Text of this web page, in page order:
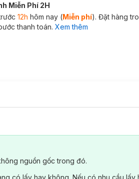
Miễn Phí 2H
12h hôm nay (Miễn phí). Đặt hàng
thanh toán. Xem thêm
nguồn gốc trong đó.
có lấy hay không. Nếu có nhu cầu lấy